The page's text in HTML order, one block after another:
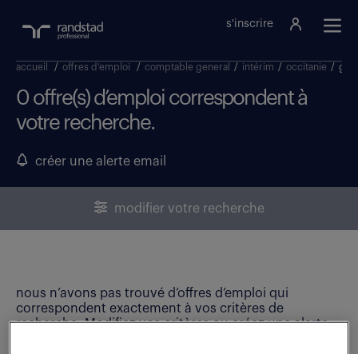
s'inscrire
accueil / offres d'emploi / comptable general / intérim / occitanie /
0 offre(s) d’emploi correspondent à
votre recherche.
créer une alerte email
modifier votre recherche
nous n’avons pas trouvé d’offres d’emploi qui
correspondent exactement à vos critères de
recherche. Modifiez vos critères ou créez une alerte